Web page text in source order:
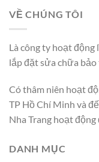
VỀ CHÚNG TÔI
Là công ty hoạt
lắp đặt sửa chữa
Có thâm niên hoạt
TP Hồ Chí Minh và
Nha Trang hoạt động
DANH MỤC